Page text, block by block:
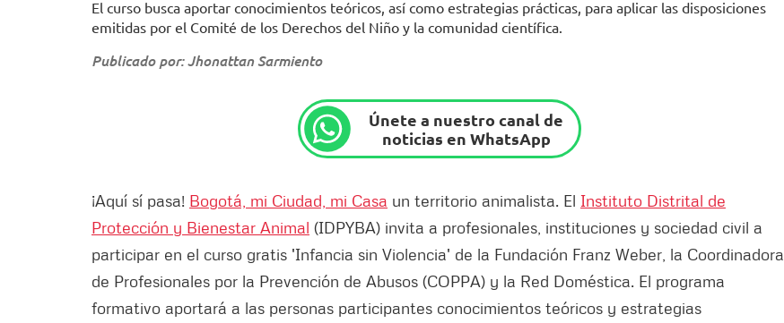
El curso busca aportar conocimientos teóricos, así como estrategias prácticas, para aplicar las disposiciones
emitidas por el Comité de los Derechos del Niño y la comunidad científica.
Publicado por: Jhonattan Sarmiento
Únete a nuestro canal de
noticias en WhatsApp
¡Aquí sí pasa! Bogotá, mi Ciudad, mi Casa un territorio animalista. El Instituto Distrital de
Protección y Bienestar Animal (IDPYBA) invita a profesionales, instituciones y sociedad civil a
participar en el curso gratis 'Infancia sin Violencia' de la Fundación Franz Weber, la Coordinadora
de Profesionales por la Prevención de Abusos (COPPA) y la Red Doméstica. El programa
formativo aportará a las personas participantes conocimientos teóricos y estrategias